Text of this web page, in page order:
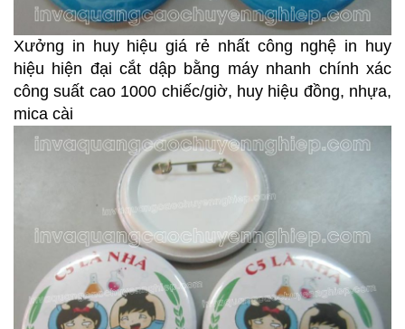
Xưởng in huy hiệu giá rẻ nhất công nghệ in huy
hiệu hiện đại cắt dập bằng máy nhanh chính xác
công suất cao 1000 chiếc/giờ, huy hiệu đồng, nhựa,
mica cài